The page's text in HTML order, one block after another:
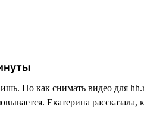
Но как снимать видео для
Екатерина